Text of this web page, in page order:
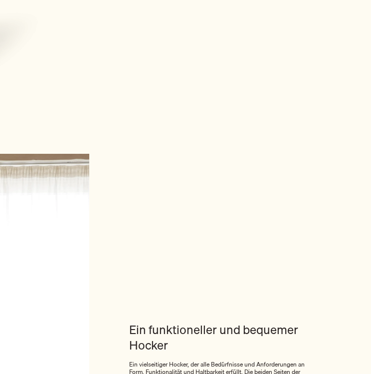
Ein funktioneller und bequemer
Hocker
Ein vielseitiger Hocker, der alle Bedürfnisse und Anforderungen an
Form, Funktionalität und Haltbarkeit erfüllt. Die beiden Seiten der